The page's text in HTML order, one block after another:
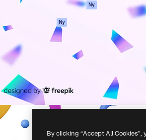
Claude/ChatGPT
Ny
Ny
Alla Magnific-
Företag
S.L.U.Alla rättigheter reserverade.
By clicking “Accept All